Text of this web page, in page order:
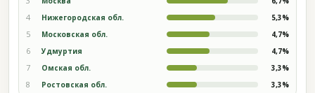
4 Нижегородская обл. 5,3%
5 Московская обл. 4,7%
6 Удмуртия 4,7%
7 Омская обл. 3,3%
8 Ростовская обл. 3,3%